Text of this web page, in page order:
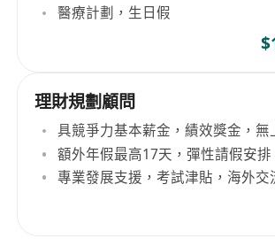
醫療計劃，生日假
理財規劃顧問
具競爭力基本薪金，績效獎金，無
額外年假最高17天，彈性請假安排
專業發展支援，考試津貼，海外交